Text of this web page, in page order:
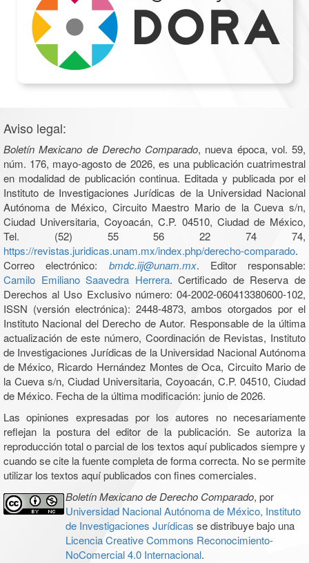
Aviso legal:
Boletín Mexicano de Derecho Comparado, nueva época, vol. 59,
núm. 176, mayo-agosto de 2026, es una publicación cuatrimestral
en modalidad de publicación continua. Editada y publicada por el
Instituto de Investigaciones Jurídicas de la Universidad Nacional
Autónoma de México, Circuito Maestro Mario de la Cueva s/n,
Ciudad Universitaria, Coyoacán, C.P. 04510, Ciudad de México,
Tel. (52) 55 56 22 74 74,
https://revistas.juridicas.unam.mx/index.php/derecho-comparado.
Correo electrónico: bmdc.iij@unam.mx. Editor responsable:
Camilo Emiliano Saavedra Herrera. Certificado de Reserva de
Derechos al Uso Exclusivo número: 04-2002-060413380600-102,
ISSN (versión electrónica): 2448-4873, ambos otorgados por el
Instituto Nacional del Derecho de Autor. Responsable de la última
actualización de este número, Coordinación de Revistas, Instituto
de Investigaciones Jurídicas de la Universidad Nacional Autónoma
de México, Ricardo Hernández Montes de Oca, Circuito Mario de
la Cueva s/n, Ciudad Universitaria, Coyoacán, C.P. 04510, Ciudad
de México. Fecha de la última modificación: junio de 2026.
Las opiniones expresadas por los autores no necesariamente
reflejan la postura del editor de la publicación. Se autoriza la
reproducción total o parcial de los textos aquí publicados siempre y
cuando se cite la fuente completa de forma correcta. No se permite
utilizar los textos aquí publicados con fines comerciales.
Boletín Mexicano de Derecho Comparado, por
Universidad Nacional Autónoma de México, Instituto
de Investigaciones Jurídicas se distribuye bajo una
Licencia Creative Commons Reconocimiento-
NoComercial 4.0 Internacional.